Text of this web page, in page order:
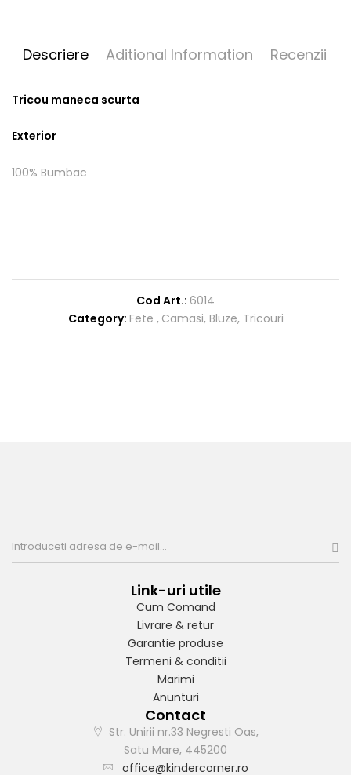
Descriere Aditional Information Recenzii
Tricou maneca scurta
Exterior
100% Bumbac
Cod Art.: 6014
Category: Fete Camasi, Bluze, Tricouri
Link-uri utile
Cum Comand
Livrare & retur
Garantie produse
Termeni & conditii
Marimi
Anunturi
Contact
Str. Unirii nr.33 Negresti Oas,
Satu Mare, 445200
office@kindercorner.ro